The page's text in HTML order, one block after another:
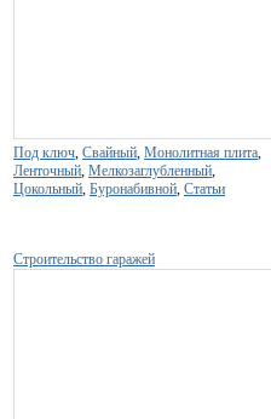
Под ключ Свайный Монолитная плита
Ленточный Мелкозаглубленный
Цокольный Буронабивной Статьи
Строительство гаражей